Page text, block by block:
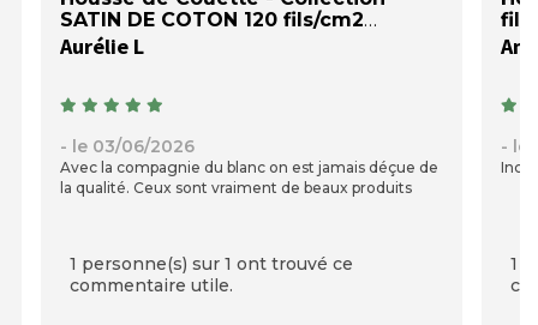
SATIN DE COTON 120 fils/cm2
Aurélie L
- le 03/06/2026
Avec la compagnie du blanc on est jamais déçue de
la qualité. Ceux sont vraiment de beaux produits
1 personne(s) sur 1 ont trouvé ce
commentaire utile.
- le
1